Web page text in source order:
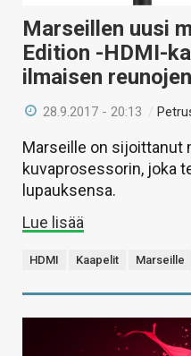
Marseillen uusi
Edition -HDMI-
ilmaisen
28.9.2017 - 20:13 /
Marseille on sijoittanut
kuvaprosessorin, joka
lupauksensa.
Lue lisää
HDMI Kaapelit Marseille